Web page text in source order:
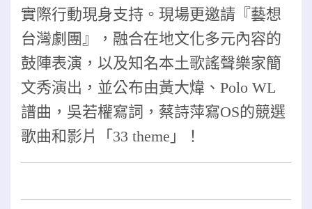
實際行動現身支持。現場更邀請『藝想
台灣劇團』，融合在地文化多元內容的
鼓陣表演，以及知名本土歌謠聲樂家簡
文秀演出，並公布由黃大煒、Polo WL
譜曲，吳若權寫詞，蔡詩萍寫OS的競選
歌曲和影片「33 theme」！